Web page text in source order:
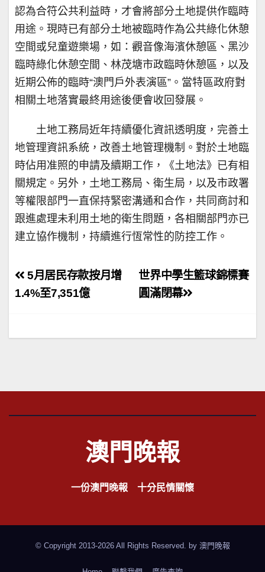
認為合符公共利益時，才會將部分土地提供作臨時
用途。現時已有部分土地被臨時作為公共綠化休憩
空間或兒童遊樂場，如：觀音像海濱休憩區、黑沙
臨時綠化休憩空間、林茂塘市政臨時休憩區，以及
近期公佈的臨時“澳門戶外表演區”。當特區政府對
相關土地落實最終用途後便會收回發展。
土地工務局近年持續優化資訊透明度，完善土
地管理資訊系統，改善土地管理機制。對於土地臨
時佔用准照的申請及續期工作，《土地法》已有相
關規定。另外，土地工務局、衛生局，以及市政署
等權限部門一直保持緊密溝通和合作，共同商討和
跟進處理未利用土地的衛生問題，各相關部門亦已
建立協作機制，持續進行恆常性的防控工作。
文
章
覽
世界中學生籃球錦標賽
圓滿閉幕
5月居民存款按月增
1.4%至7,351億
澳門晚報
一份澳門晚報 十分民情關懷
© Copyright 2013-2026 All Rights Reserved. by 澳門晚報